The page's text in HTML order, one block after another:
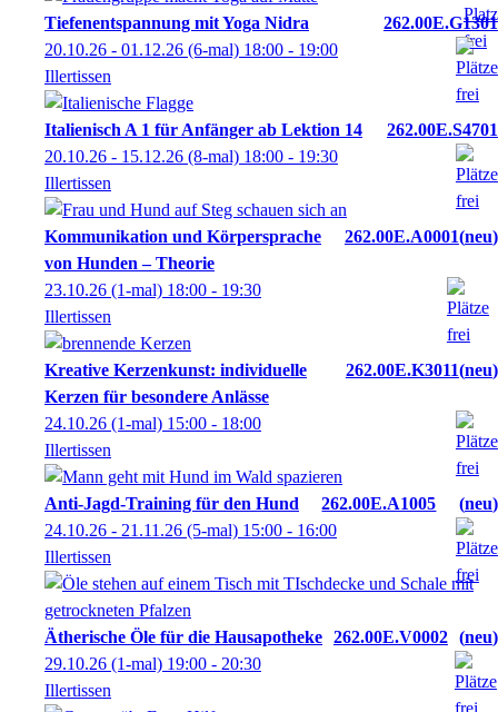
Tiefenentspannung mit Yoga Nidra
262.00E.G1301
20.10.26 - 01.12.26 (6-mal) 18:00 - 19:00
Illertissen
Italienisch A 1 für Anfänger ab Lektion 14
262.00E.S4701
20.10.26 - 15.12.26 (8-mal) 18:00 - 19:30
Illertissen
Kommunikation und Körpersprache
von Hunden – Theorie
262.00E.A0001 neu
23.10.26 (1-mal) 18:00 - 19:30
Illertissen
Kreative Kerzenkunst: individuelle
Kerzen für besondere Anlässe
262.00E.K3011 neu
24.10.26 (1-mal) 15:00 - 18:00
Illertissen
Anti-Jagd-Training für den Hund 262.00E.A1005
neu
24.10.26 - 21.11.26 (5-mal) 15:00 - 16:00
Illertissen
Ätherische Öle für die Hausapotheke 262.00E.V0002
neu
29.10.26 (1-mal) 19:00 - 20:30
Illertissen